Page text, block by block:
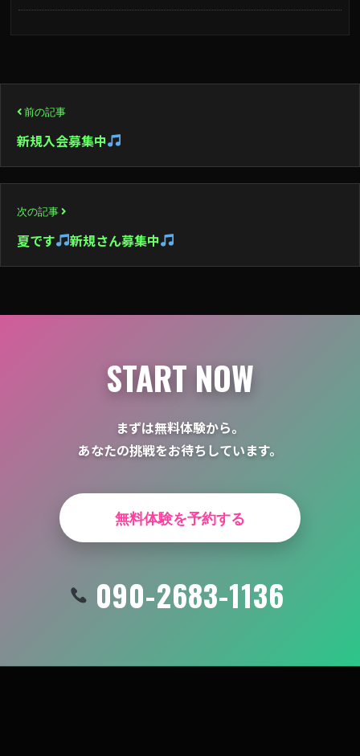
稿
ナ
ビ
ゲ
ー
ョ
前の記事
新規入会募集中
次の記事
夏です 新規さん募集中
START NOW
まずは無料体験から。
あなたの挑戦をお待ちしています。
無料体験を予約する
090-2683-1136